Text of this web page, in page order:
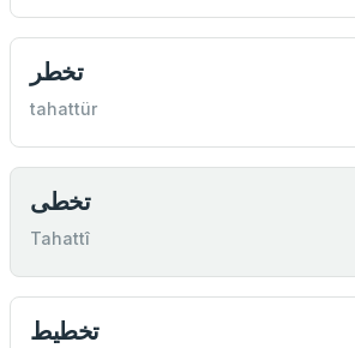
تخطر
tahattür
تخطی
Tahattî
تخطیط